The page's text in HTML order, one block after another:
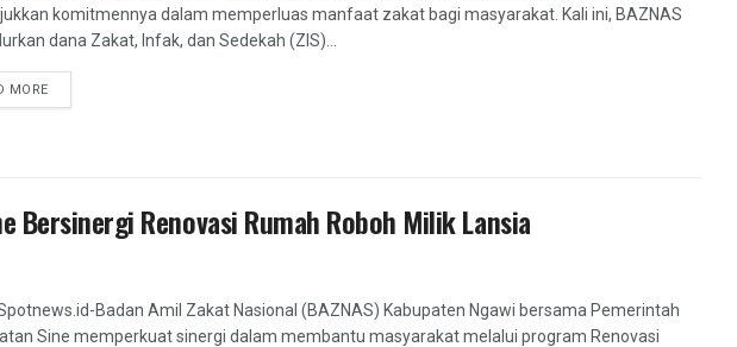
komitmennya dalam memperluas manfaat zakat bagi masyarakat. Kali ini, BAZNAS
dana Zakat, Infak, dan Sedekah (ZIS)...
MOREDETAILS
Bersinergi Renovasi Rumah Roboh Milik Lansia
Badan Amil Zakat Nasional (BAZNAS) Kabupaten Ngawi bersama Pemerintah
Sine memperkuat sinergi dalam membantu masyarakat melalui program Renovasi